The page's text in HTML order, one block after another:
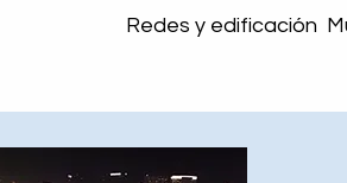
Redes y edificación